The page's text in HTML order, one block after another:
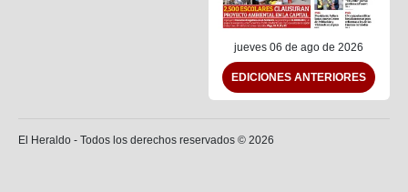
jueves 06 de ago de 2026
EDICIONES ANTERIORES
El Heraldo - Todos los derechos reservados © 2026